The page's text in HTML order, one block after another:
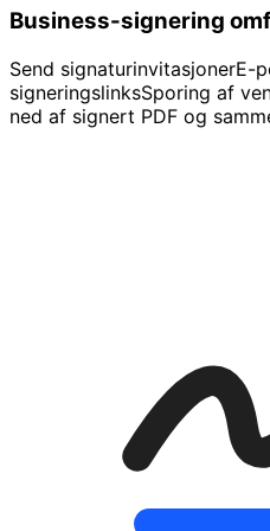
Business-signering
Send signaturinvitasjonerE-
signeringslinksSporing af
ned af signert PDF og